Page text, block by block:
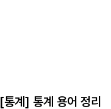
[통계] 통계 용어 정리